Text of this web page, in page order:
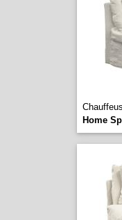
Home